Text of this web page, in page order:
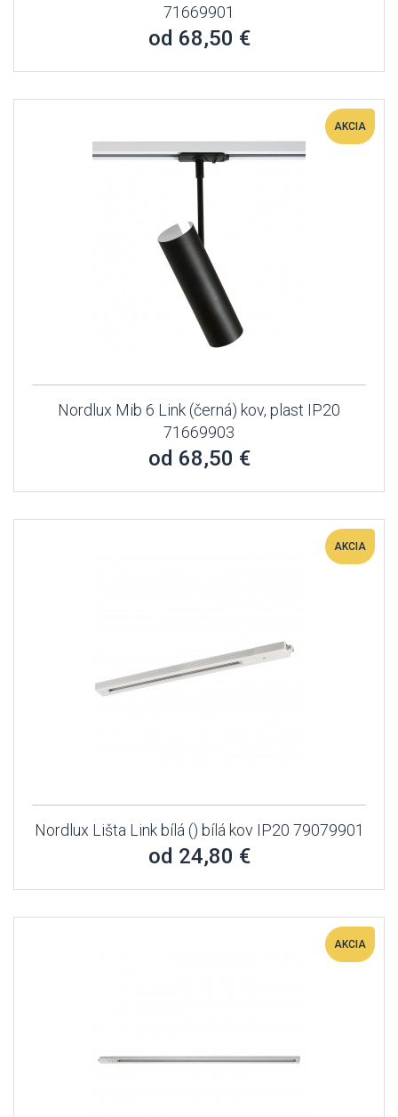
71669901
od 68,50 €
AKCIA
Nordlux Mib 6 Link (černá) kov, plast IP20
71669903
od 68,50 €
AKCIA
Nordlux Lišta Link bílá () bílá kov IP20 79079901
od 24,80 €
AKCIA